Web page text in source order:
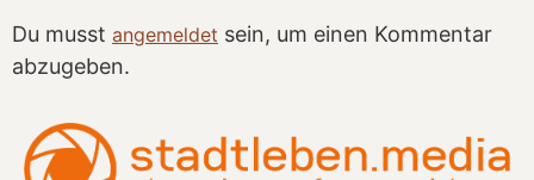
Du musst angemeldet sein, um einen Kommentar
abzugeben.